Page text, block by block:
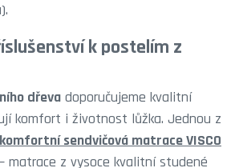
k postelím z
dřeva doporučujeme kvalitní
komfort i životnost lůžka. Jednou z
komfortní sendvičová matrace VISCO
– matrace z vysoce kvalitní studené